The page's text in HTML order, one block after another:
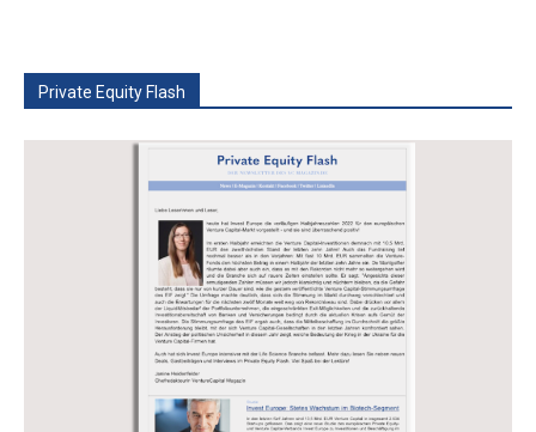
Private Equity Flash